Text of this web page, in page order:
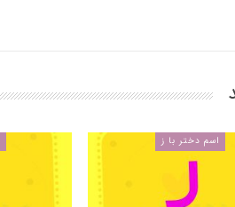
اسم دختر با ز